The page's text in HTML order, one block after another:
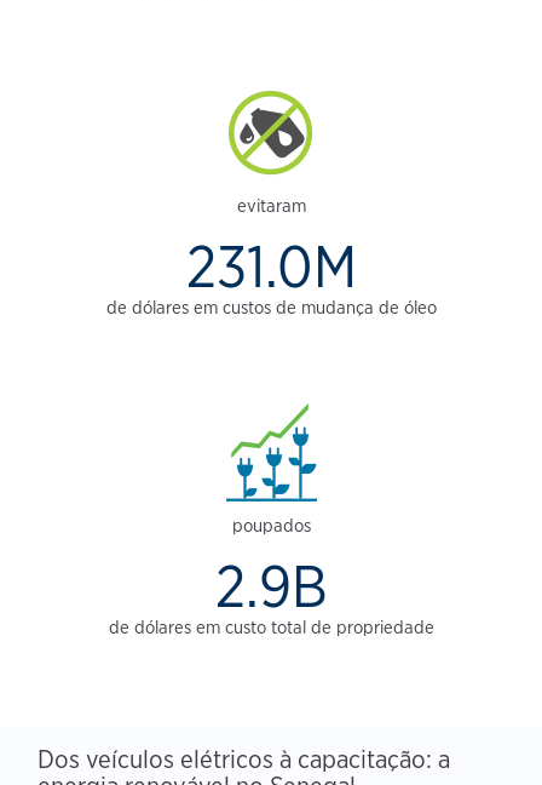
evitaram
231.0M
de dólares em custos de mudança de óleo
poupados
2.9B
de dólares em custo total de propriedade
Dos veículos elétricos à capacitação: a